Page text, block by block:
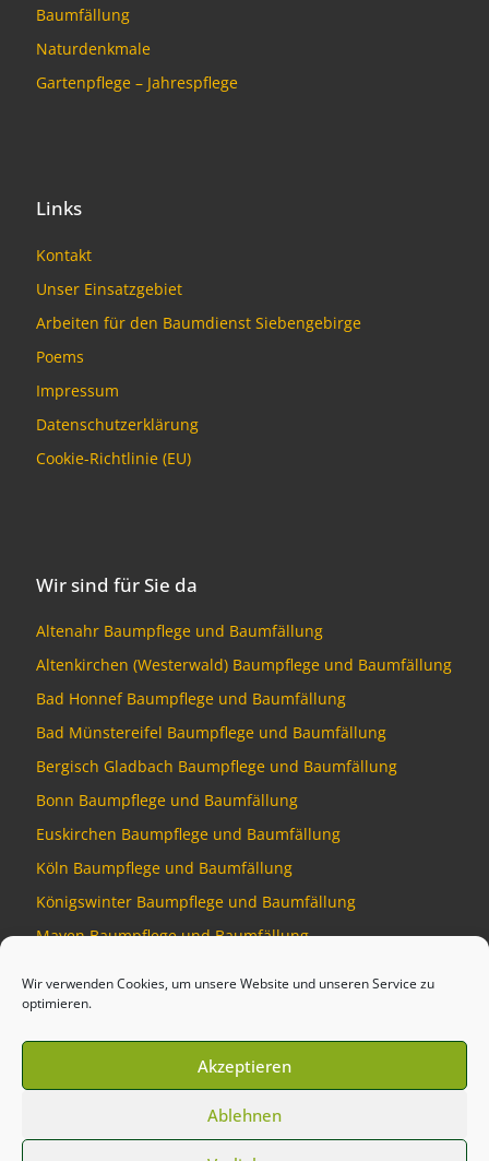
Wir verwenden Cookies, um unsere Website und unseren Service zu
optimieren.
Akzeptieren
Ablehnen
Baumfällung
Naturdenkmale
Gartenpflege – Jahrespflege
Links
Kontakt
Unser Einsatzgebiet
Arbeiten für den Baumdienst Siebengebirge
Poems
Impressum
Datenschutzerklärung
Cookie-Richtlinie (EU)
Wir sind für Sie da
Altenahr Baumpflege und Baumfällung
Altenkirchen (Westerwald) Baumpflege und Baumfällung
Bad Honnef Baumpflege und Baumfällung
Bad Münstereifel Baumpflege und Baumfällung
Bergisch Gladbach Baumpflege und Baumfällung
Bonn Baumpflege und Baumfällung
Euskirchen Baumpflege und Baumfällung
Köln Baumpflege und Baumfällung
Königswinter Baumpflege und Baumfällung
Mayen Baumpflege und Baumfällung
Baumdienst Siebengebirge
Developed by Talking Pixel